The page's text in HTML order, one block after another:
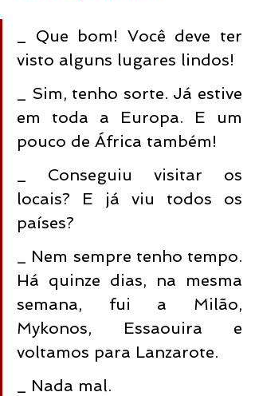
_ Que bom! Você deve ter
visto alguns lugares lindos!
_ Sim, tenho sorte. Já estive
em toda a Europa. E um
pouco de África também!
_ Conseguiu visitar os
locais? E já viu todos os
países?
_ Nem sempre tenho tempo.
Há quinze dias, na mesma
semana, fui a Milão,
Mykonos, Essaouira e
voltamos para Lanzarote.
_ Nada mal.